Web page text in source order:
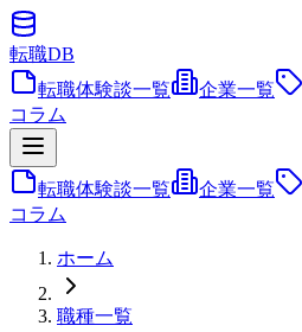
転職DB
転職体験談一覧
企業一覧
コラム
転職体験談一覧 企業一覧
コラム
ホーム
職種一覧